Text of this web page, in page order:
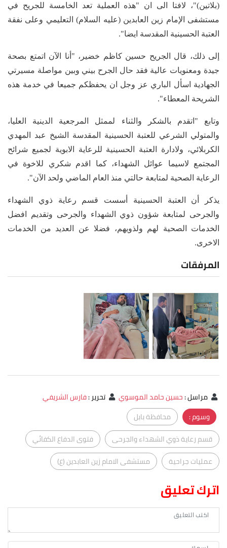
(بلاتين)"، لافتا الى ان "هذه العملية تعد الخامسة للجريح في
مستشفى الإمام زين العابدين (عليه السلام) التعليمي وعلى نفقة
العتبة الحسينية المقدسة ايضا".
إلى ذلك، قال الجريح حسين كاظم خضير، "أنا الآن اتمتع بصحة
جيدة ومعنويات عالية فقد حال الجرح بيني وبين مواصلة مسيرتي
الجهادية اسأل الباري عز وجل ان يحفظكم جميعا في خدمة هذه
الشريحة المعطاء".
وتابع "اتقدم بالشكر والثناء لممثل المرجعية الدينية العليا،
والمتولي الشرعي للعتبة الحسينية المقدسة الشيخ عبد المهدي
الكربلائي، ولادارة العتبة الحسينية للرعاية الابوية لجميع شرائح
المجتمع لاسيما عوائل الشهداء، كما اقدم شكري للاخوة في
الرعاية الصحية لمتابعة حالتي منذ العام الماضي ولحد الآن".
يذكر أن العتبة الحسينية أسست قسم رعاية ذوي الشهداء
والجرحى لمتابعة شؤون ذوي الشهداء والجرحى وتقديم افضل
الخدمات الصحية لهم ولذويهم، فضلا عن العديد من الخدمات
الاخرى.
المرفقات
مراسل:حسين حامد الموسوي تحرير:فارس الشريفي
وسوم :
محافظة بابل
قسم رعاية ذوي الشهداء والجرحى
فتوى الدفاع الكفائي
عمليات جراحية
مستشفى الامام زين العابدين (ع)
اترك تعليق